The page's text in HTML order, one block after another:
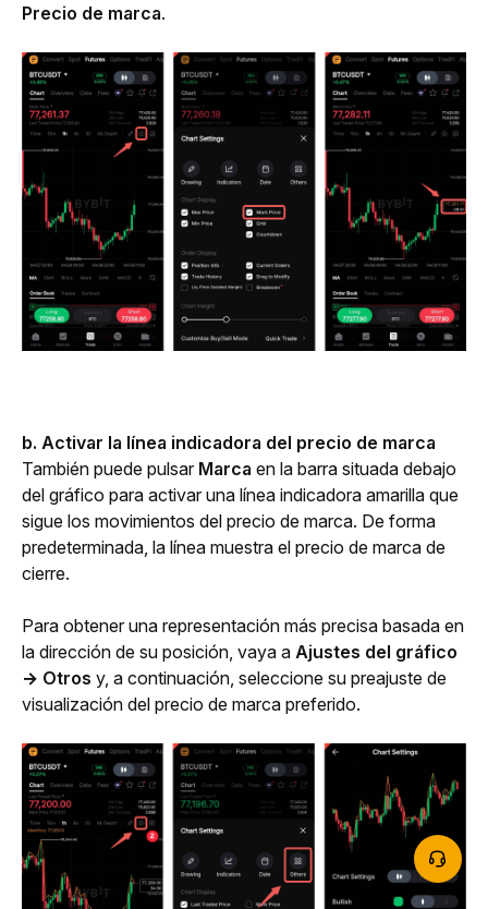
Precio de marca.
b. Activar la línea indicadora del precio de marca
También puede pulsar Marca en la barra situada debajo
del gráfico para activar una línea indicadora amarilla que
sigue los movimientos del precio de marca. De forma
predeterminada, la línea muestra el precio de marca de
cierre.
Para obtener una representación más precisa basada en
la dirección de su posición, vaya a Ajustes del gráfico
→ Otros y, a continuación, seleccione su preajuste de
visualización del precio de marca preferido.